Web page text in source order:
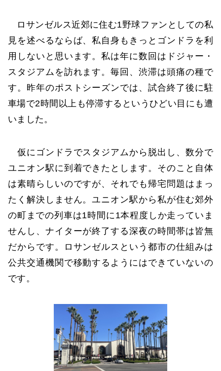
ロサンゼルス近郊に住む1野球ファンとしての私
見を述べるならば、私自身もきっとゴンドラを利
用しないと思います。私は年に数回はドジャー・
スタジアムを訪れます。毎回、渋滞は頭痛の種で
す。昨年のポストシーズンでは、試合終了後に駐
車場で2時間以上も停滞するというひどい目にも遭
いました。
仮にゴンドラでスタジアムから脱出し、数分で
ユニオン駅に到着できたとします。そのこと自体
は素晴らしいのですが、それでも帰宅問題はまっ
たく解決しません。ユニオン駅から私が住む郊外
の町までの列車は1時間に1本程度しか走っていま
せんし、ナイターが終了する深夜の時間帯は皆無
だからです。ロサンゼルスという都市の仕組みは
公共交通機関で移動するようにはできていないの
です。